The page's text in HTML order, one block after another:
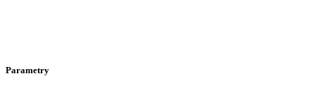
Parametry